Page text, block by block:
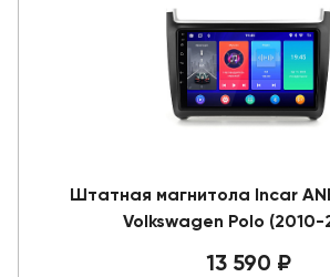
Штатная магнитола Incar
Volkswagen Polo (2010-
13 590 ₽